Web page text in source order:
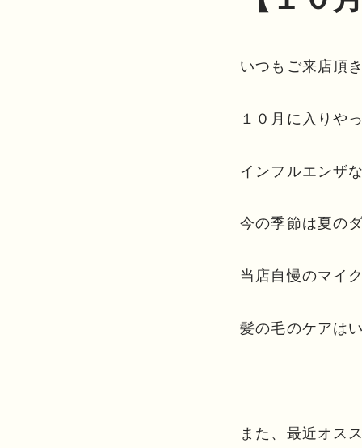
いつもご来店頂
１０月に入りや
インフルエンザ
今の季節は夏の
当店自慢のマイ
髪の毛のケアは
また、最近オス